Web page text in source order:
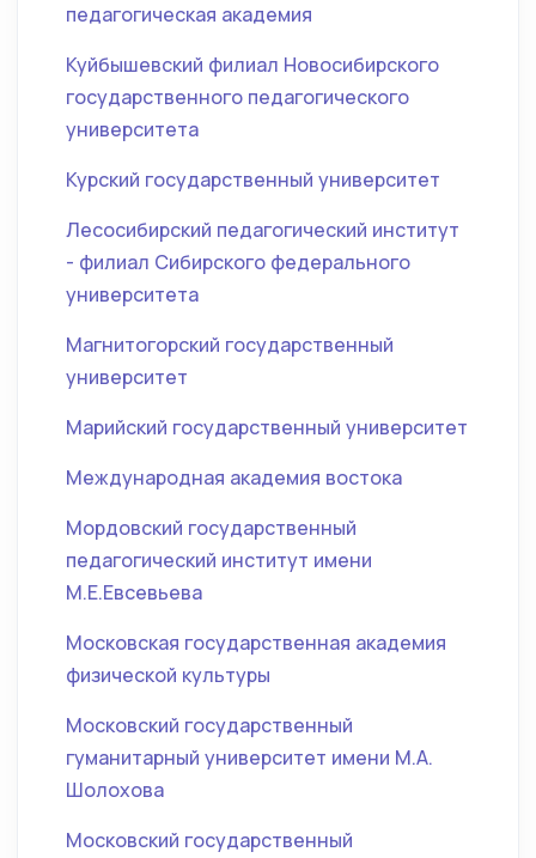
педагогическая академия
Куйбышевский филиал Новосибирского
государственного педагогического
университета
Курский государственный университет
Лесосибирский педагогический институт
- филиал Сибирского федерального
университета
Магнитогорский государственный
университет
Марийский государственный университет
Международная академия востока
Мордовский государственный
педагогический институт имени
М.Е.Евсевьева
Московская государственная академия
физической культуры
Московский государственный
гуманитарный университет имени М.А.
Шолохова
Московский государственный